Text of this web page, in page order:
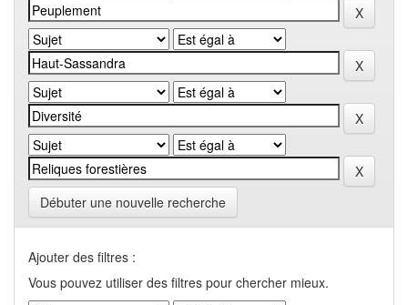
Débuter une nouvelle recherche
Ajouter des filtres :
Vous pouvez utiliser des filtres pour chercher mieux.